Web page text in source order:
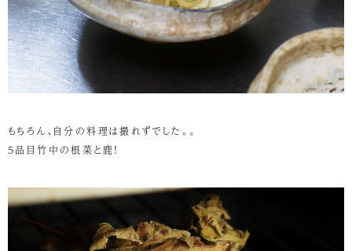
もちろん、自分の料理は撮れずでした。。
5品目竹中の根菜と鹿！